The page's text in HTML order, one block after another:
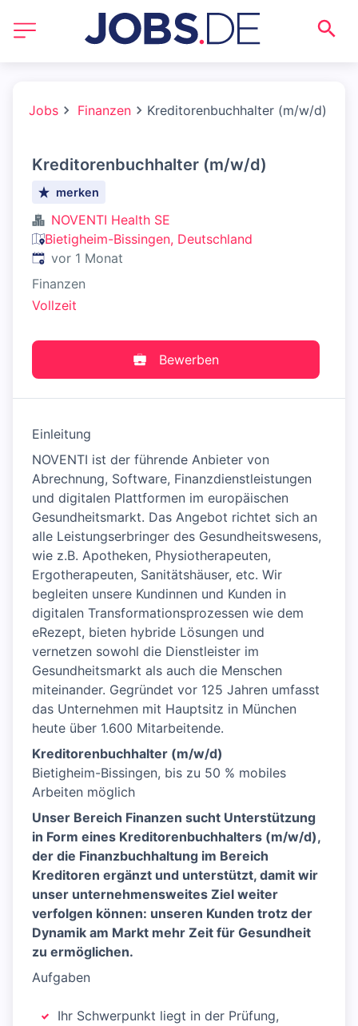
Jobs Finanzen Kreditorenbuchhalter (m/w/d)
Kreditorenbuchhalter (m/w/d)
merken
NOVENTI Health SE
Bietigheim-Bissingen, Deutschland
Veröffentlicht:
vor 1 Monat
Finanzen
Vollzeit
Bewerben
Einleitung
NOVENTI ist der führende Anbieter von
Abrechnung, Software, Finanzdienstleistungen
und digitalen Plattformen im europäischen
Gesundheitsmarkt. Das Angebot richtet sich an
alle Leistungserbringer des Gesundheitswesens,
wie z.B. Apotheken, Physiotherapeuten,
Ergotherapeuten, Sanitätshäuser, etc. Wir
begleiten unsere Kundinnen und Kunden in
digitalen Transformationsprozessen wie dem
eRezept, bieten hybride Lösungen und
vernetzen sowohl die Dienstleister im
Gesundheitsmarkt als auch die Menschen
miteinander. Gegründet vor 125 Jahren umfasst
das Unternehmen mit Hauptsitz in München
heute über 1.600 Mitarbeitende.
Kreditorenbuchhalter (m/w/d)
Bietigheim-Bissingen, bis zu 50 % mobiles
Arbeiten möglich
Unser Bereich Finanzen sucht Unterstützung
in Form eines Kreditorenbuchhalters (m/w/d),
der die Finanzbuchhaltung im Bereich
Kreditoren ergänzt und unterstützt, damit wir
unser unternehmensweites Ziel weiter
verfolgen können: unseren Kunden trotz der
Dynamik am Markt mehr Zeit für Gesundheit
zu ermöglichen.
Aufgaben
Ihr Schwerpunkt liegt in der Prüfung,